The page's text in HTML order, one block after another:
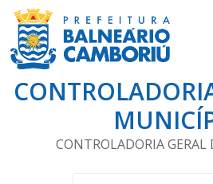
CONTROLADORIA